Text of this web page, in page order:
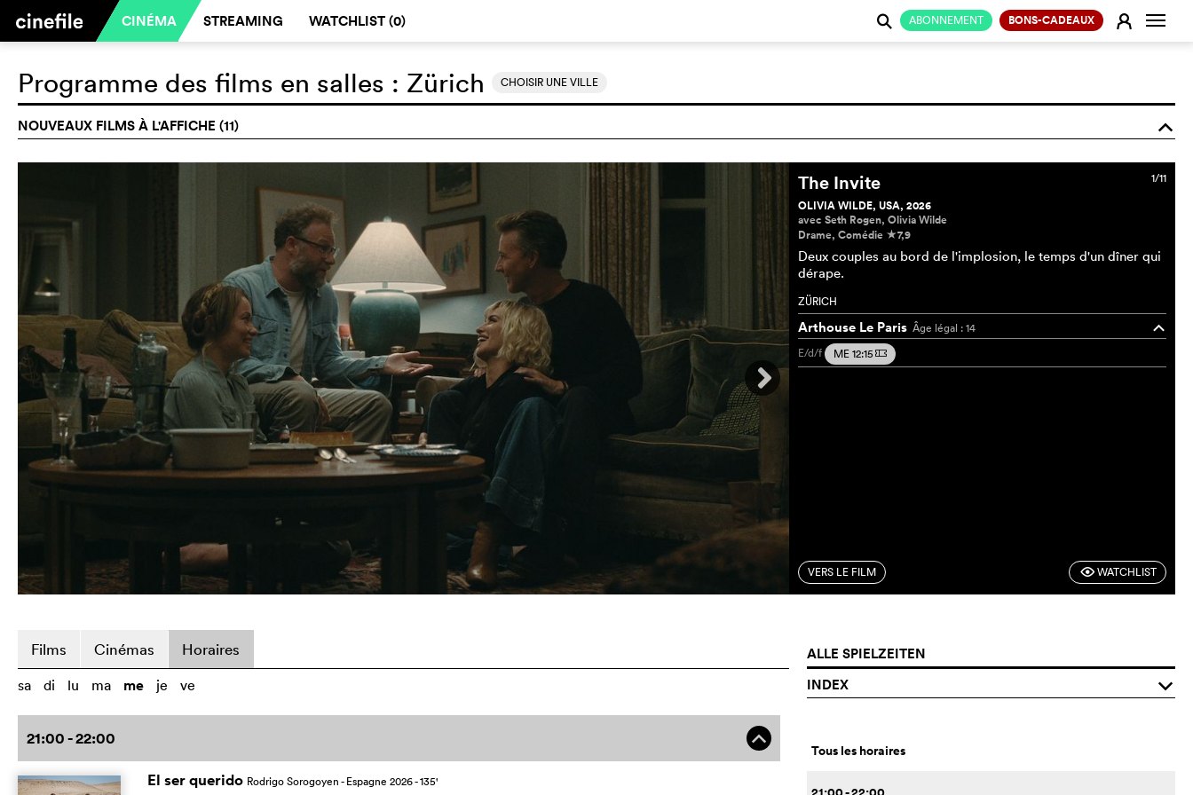
CINÉMA STREAMING WATCHLIST (0) ABONNEMENT BONS-CADEAUX E
j
Programme des films en salles : Zürich CHOISIR UNE VILLE
NOUVEAUX FILMS À L'AFFICHE (11) o
1/11
The Invite
OLIVIA WILDE, USA, 2026
avec Seth Rogen, Olivia Wilde
Drame, Comédie c7,9
Deux couples au bord de l'implosion, le temps d'un dîner qui
dérape.
ZÜRICH
Arthouse Le Paris Âge légal : 14
o
E/d/f
ME 12:15 m
VERS LE FILM FWATCHLIST
Films Cinémas Horaires
sa di lu ma me je ve
21:00 - 22:00 o
El ser querido Rodrigo Sorogoyen- Espagne 2026- 135'
ALLE SPIELZEITEN
INDEX
q
Tous les horaires